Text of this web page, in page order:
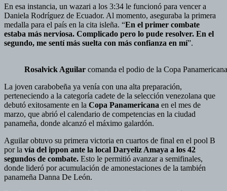
En esa instancia, un wazari a los 3:34 le funcionó para vencer a
Daniela Rodríguez de Ecuador. Al momento, aseguraba la primera
medalla para el país en la cita isleña. “En el primer combate
estaba más nerviosa. Complicado pero lo pude resolver. En el
segundo, me sentí más suelta con más confianza en mí”.
Rosalvick Aguilar comanda el podio de la Copa
La joven carabobeña ya venía con una alta preparación,
perteneciendo a la categoría cadete de la selección venezolana que
debutó exitosamente en la Copa Panamericana en el mes de
marzo, que abrió el calendario de competencias en la ciudad
panameña, donde alcanzó el máximo galardón.
Aguilar obtuvo su primera victoria en cuartos de final en el pool B
por la vía del ippon ante la local Daryeliz Amaya a los 42
segundos de combate. Esto le permitió avanzar a semifinales,
donde lideró por acumulación de amonestaciones de la también
panameña Danna De León.